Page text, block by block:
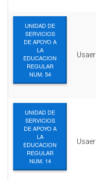
UNIDAD DE
SERVICIOS
DE APOYO A
LA
EDUCACION
REGULAR
NUM. 54
Usaer
UNIDAD DE
SERVICIOS
DE APOYO A
LA
EDUCACION
REGULAR
NUM. 14
Usaer